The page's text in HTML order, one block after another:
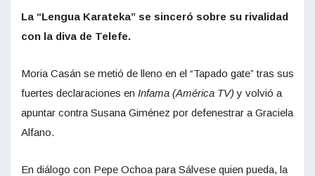
La “Lengua Karateka” se sinceró sobre su rivalidad
con la diva de Telefe.
Moria Casán se metió de lleno en el “Tapado gate” tras sus
fuertes declaraciones en Infama (América TV) y volvió a
apuntar contra Susana Giménez por defenestrar a Graciela
Alfano.
En diálogo con Pepe Ochoa para Sálvese quien pueda, la